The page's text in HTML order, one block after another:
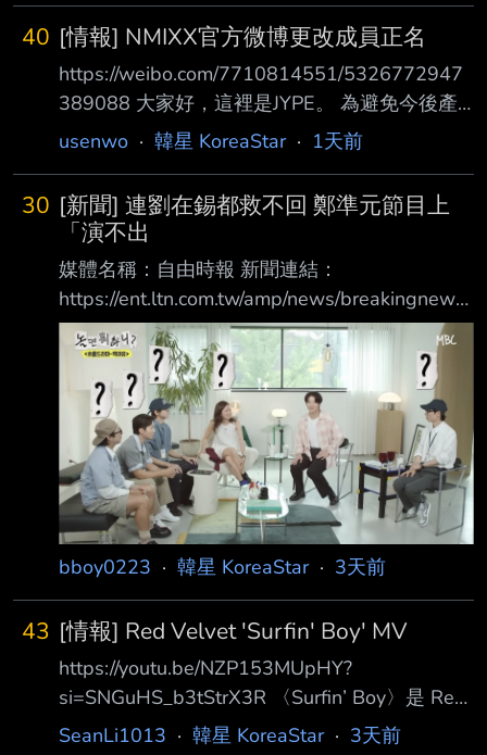
圈文化不該如此。 PO 這篇並不是為了公審任何
人，更不是想煽動獵巫，而是希望喚起大家的關
注與警覺。 金賽綸生前及死後持續遭受網路霸
凌的情況仍歷歷在目，我不希望再有下一個受害
者了。 然而，藝人身為具有影響力的公眾人
物，發言時本身就得謹慎，避免因不夠謹慎的言
論， 令他人遭受攻擊或傷害，並導致不可挽回
的後果。 我再也不想看到「即使時光倒流
40 [情報] NMIXX官方微博更改成員正名
https://weibo.com/7710814551/5326772947
389088 大家好，這裡是JYPE。 為避免今後產
生混淆，現將NMIXX成員姓名的漢字標注統一說
SULLYOON：薛侖娥 BAE：裴真率 JIWOO：金
智佑 KYUJIN：張圭珍 今後，官方平台將統一使
用以上標記標注。 感謝大家的理解與支持。 --
usenwo · 韓星 KoreaStar· 1天前
30 [新聞] 連劉在錫都救不回 鄭準元節目上
「演不出
媒體名稱：自由時報 新聞連結：
https://ent.ltn.com.tw/amp/news/breakingnews/
5526372 記者姓名：鍾志均 (若有則必須貼出)
新聞全文： 韓劇《機智住院醫生生活》男主角
鄭準元出演MBC《玩什麼好呢？》後，原本只是
因綜藝 表現生疏引發態度爭議，沒想到火勢很
快燒到網友對他的外貌攻擊，讓討論逐漸失焦。
https://img.ltn.com.tw/Upload/ent/page/800/20
26/08/02/5526372_2.jpg 節目中，鄭準元與孔
曉振一起為
bboy0223 · 韓星 KoreaStar· 3天前
43 [情報] Red Velvet 'Surfin' Boy' MV
https://youtu.be/NZP153MUpHY?
si=SNGuHS_b3tStrX3R 〈Surfin’ Boy〉是 Red
Velvet 夏日迷你專輯《Velvet Summer》的主打
SeanLi1013 · 韓星 KoreaStar· 3天前